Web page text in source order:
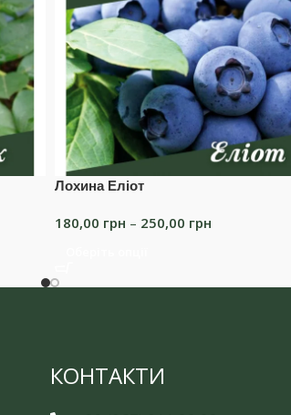
Лохина Еліот
180,00 грн – 250,00 грн
КОНТАКТИ